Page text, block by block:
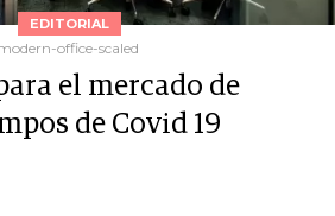
EDITORIAL
office-scaled
el mercado de
de Covid 19